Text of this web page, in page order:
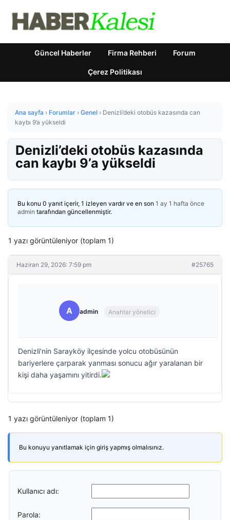
Güncel Haberler Firma Rehberi Forum
Çerez Politikası
Ana sayfa › Forumlar › Genel › Denizli’deki otobüs kazasında can
kaybı 9’a yükseldi
Denizli’deki otobüs kazasında
can kaybı 9’a yükseldi
Bu konu 0 yanıt içerir, 1 izleyen vardır ve en son 1 ay 1 hafta önce
admin tarafından güncellenmiştir.
1 yazı görüntüleniyor (toplam 1)
Haziran 29, 2026: 7:59 pm #25765
A admin Anahtar yönetici
Denizli’nin Sarayköy ilçesinde yolcu otobüsünün
bariyerlere çarparak yanması sonucu ağır yaralanan bir
kişi daha yaşamını yitirdi.
1 yazı görüntüleniyor (toplam 1)
Bu konuyu yanıtlamak için giriş yapmış olmalısınız.
Kullanıcı adı:
Parola: